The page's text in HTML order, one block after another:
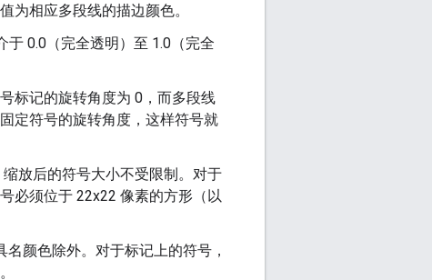
为相应多段线的描边颜色。
0.0（完全透明）至 1.0（完全
标记的旋转角度为 0，而多段线
定符号的旋转角度，这样符号就
放后的符号大小不受限制。对于
必须位于 22x22 像素的方形（以
颜色除外。对于标记上的符号，